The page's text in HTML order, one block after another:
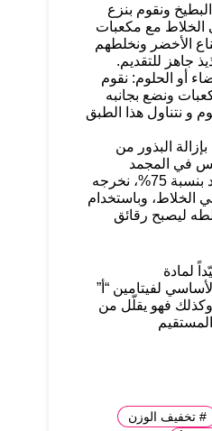
ونقوم بنزع
الخلاط مع مكعبات
الأخضر ونخلطهم
جاهز للتقديم.
أو الحلوم: نقوم
ونضع بجانبه
و نتناول هذا الطبق
البذور من
في المجمد
(الفريزر) إلى أن يجمد بنسبة 75%، نخرجه
الخلاط، وباستخدام
ليصبح رقائق
لمادة
لفيتامين “أ”
وكذلك فهو يقلّل من
# تخفيف الوزن